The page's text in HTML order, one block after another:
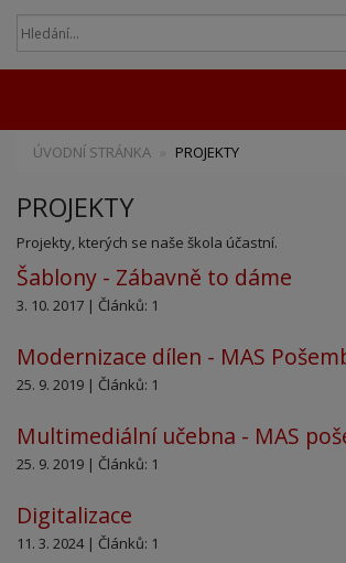
ÚVODNÍ STRÁNKA PROJEKTY
PROJEKTY
Projekty, kterých se naše škola účastní.
Šablony - Zábavně to dáme
3. 10. 2017 | Článků: 1
Modernizace dílen - MAS
25. 9. 2019 | Článků: 1
Multimediální učebna - MAS
25. 9. 2019 | Článků: 1
Digitalizace
11. 3. 2024 | Článků: 1